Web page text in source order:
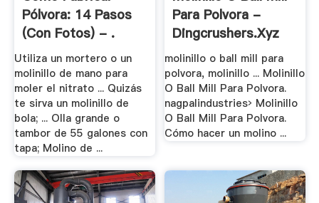
Pólvora: 14 Pasos
(con Fotos) - .
Utiliza un mortero o un
molinillo de mano para
moler el nitrato ... Quizás
te sirva un molinillo de
bola; ... Olla grande o
tambor de 55 galones con
tapa; Molino de ...
Para Polvora -
Dingcrushers.xyz
molinillo o ball mill para
polvora, molinillo ... Molinillo
O Ball Mill Para Polvora.
nagpalindustries› Molinillo
O Ball Mill Para Polvora.
Cómo hacer un molino ...